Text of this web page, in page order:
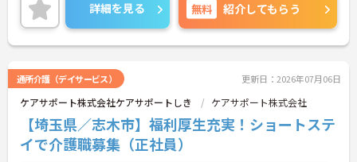
で安心して就業していただけます★
ご興味のある方は、マイナビ介護職までお問い合わ
せください。
詳細を見る 無料 紹介してもらう
通所介護（デイサービス） 更新日：2026年07月06日
ケアサポート株式会社ケアサポートしき ケアサポート株式会社
【埼玉県／志木市】福利厚生充実！ショートステ
イで介護職募集（正社員）